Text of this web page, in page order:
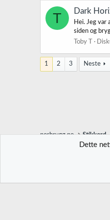
T Dark
Hei. Jeg var
siden og
Toby T
1 2 3 Neste
norbrygg.no Stikkord
Dette